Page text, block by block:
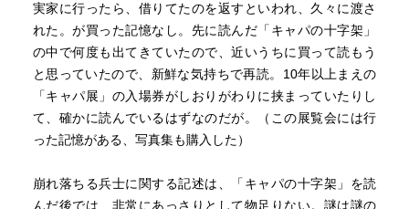
実家に行ったら、借りてたのを返すといわれ、久々に渡さ
れた。が買った記憶なし。先に読んだ「キャパの十字架」
の中で何度も出てきていたので、近いうちに買って読もう
と思っていたので、新鮮な気持ちで再読。10年以上まえの
「キャパ展」の入場券がしおりがわりに挟まっていたりし
て、確かに読んでいるはずなのだが。（この展覧会には行
った記憶がある、写真集も購入した）
崩れ落ちる兵士に関する記述は、「キャパの十字架」を読
んだ後では、非常にあっさりとして物足りない。謎は謎の